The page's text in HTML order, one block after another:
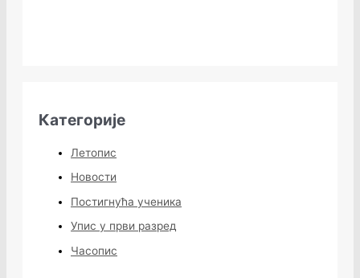
Категорије
Летопис
Новости
Постигнућа ученика
Упис у први разред
Часопис